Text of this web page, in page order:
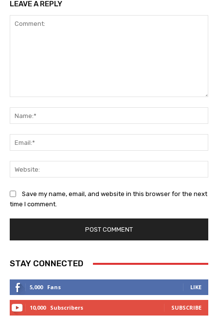
LEAVE A REPLY
Save my name, email, and website in this browser for the next
time I comment.
STAY CONNECTED
5,000 Fans LIKE
10,000 Subscribers SUBSCRIBE